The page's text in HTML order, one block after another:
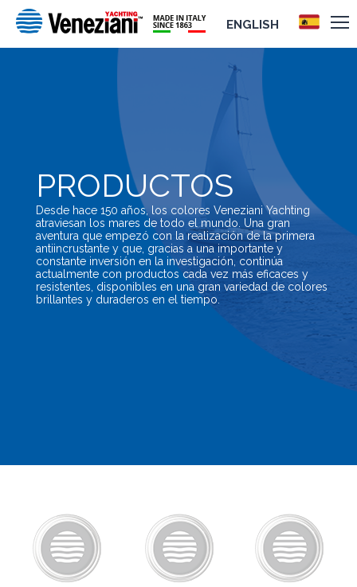
ENGLISH
PRODUCTOS
Desde hace 150 años, los colores Veneziani Yachting
atraviesan los mares de todo el mundo. Una gran
aventura que empezó con la realización de la primera
antiincrustante y que, gracias a una importante y
constante inversión en la investigación, continúa
actualmente con productos cada vez más eficaces y
resistentes, disponibles en una gran variedad de colores
brillantes y duraderos en el tiempo.